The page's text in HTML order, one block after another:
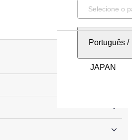
Português/